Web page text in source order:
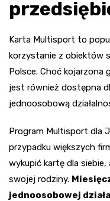
Karta Multisport to
korzystanie z obiektów
Polsce. Choć kojarzona
jest również dostępna
jednoosobową
Program Multisport dla
przypadku większych
wykupić kartę dla
swojej rodziny.
jednoosobowej